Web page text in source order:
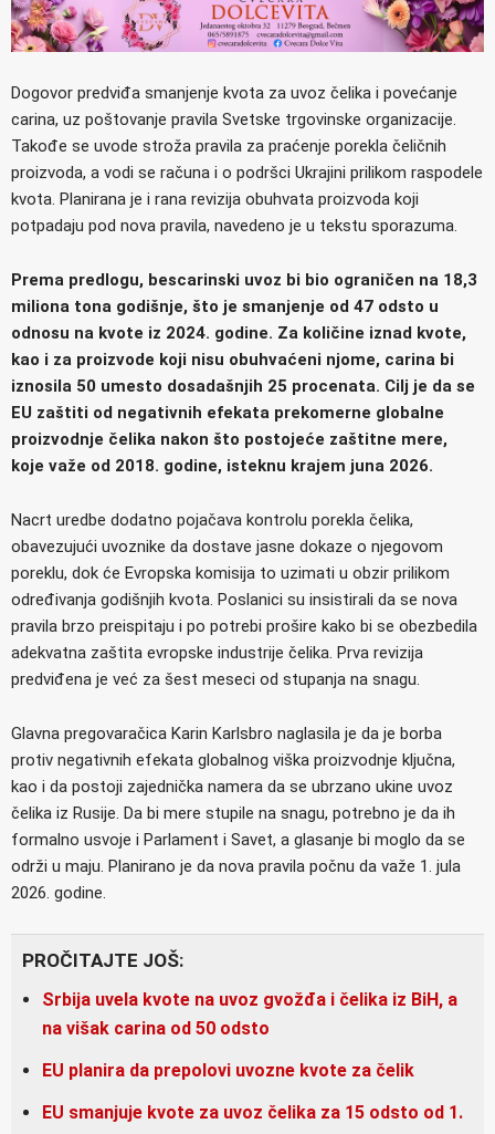
Dogovor predviđa smanjenje kvota za uvoz čelika i povećanje
carina, uz poštovanje pravila Svetske trgovinske organizacije.
Takođe se uvode stroža pravila za praćenje porekla čeličnih
proizvoda, a vodi se računa i o podršci Ukrajini prilikom raspodele
kvota. Planirana je i rana revizija obuhvata proizvoda koji
potpadaju pod nova pravila, navedeno je u tekstu sporazuma.
Prema predlogu, bescarinski uvoz bi bio ograničen na 18,3
miliona tona godišnje, što je smanjenje od 47 odsto u
odnosu na kvote iz 2024. godine. Za količine iznad kvote,
kao i za proizvode koji nisu obuhvaćeni njome, carina bi
iznosila 50 umesto dosadašnjih 25 procenata. Cilj je da se
EU zaštiti od negativnih efekata prekomerne globalne
proizvodnje čelika nakon što postojeće zaštitne mere,
koje važe od 2018. godine, isteknu krajem juna 2026.
Nacrt uredbe dodatno pojačava kontrolu porekla čelika,
obavezujući uvoznike da dostave jasne dokaze o njegovom
poreklu, dok će Evropska komisija to uzimati u obzir prilikom
određivanja godišnjih kvota. Poslanici su insistirali da se nova
pravila brzo preispitaju i po potrebi prošire kako bi se obezbedila
adekvatna zaštita evropske industrije čelika. Prva revizija
predviđena je već za šest meseci od stupanja na snagu.
Glavna pregovaračica Karin Karlsbro naglasila je da je borba
protiv negativnih efekata globalnog viška proizvodnje ključna,
kao i da postoji zajednička namera da se ubrzano ukine uvoz
čelika iz Rusije. Da bi mere stupile na snagu, potrebno je da ih
formalno usvoje i Parlament i Savet, a glasanje bi moglo da se
održi u maju. Planirano je da nova pravila počnu da važe 1. jula
2026. godine.
PROČITAJTE JOŠ:
Srbija uvela kvote na uvoz gvožđa i čelika iz BiH, a
na višak carina od 50 odsto
EU planira da prepolovi uvozne kvote za čelik
EU smanjuje kvote za uvoz čelika za 15 odsto od 1.